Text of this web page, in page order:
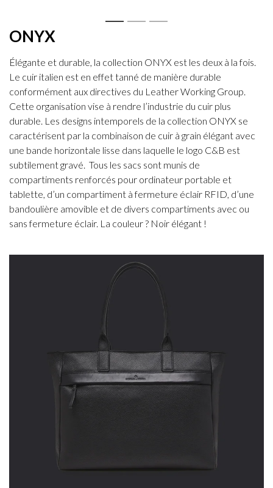
1 2 3
ONYX
Élégante et durable, la collection ONYX est les deux à la fois.
Le cuir italien est en effet tanné de manière durable
conformément aux directives du Leather Working Group.
Cette organisation vise à rendre l’industrie du cuir plus
durable. Les designs intemporels de la collection ONYX se
caractérisent par la combinaison de cuir à grain élégant avec
une bande horizontale lisse dans laquelle le logo C&B est
subtilement gravé. Tous les sacs sont munis de
compartiments renforcés pour ordinateur portable et
tablette, d’un compartiment à fermeture éclair RFID, d’une
bandoulière amovible et de divers compartiments avec ou
sans fermeture éclair. La couleur ? Noir élégant !